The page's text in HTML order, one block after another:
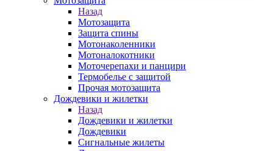
Назад
Мотозащита
Защита спины
Мотонаколенники
Мотоналокотники
Моточерепахи и панцири
Термобелье с защитой
Прочая мотозащита
Дождевики и жилетки
Назад
Дождевики и жилетки
Дождевики
Сигнальные жилеты